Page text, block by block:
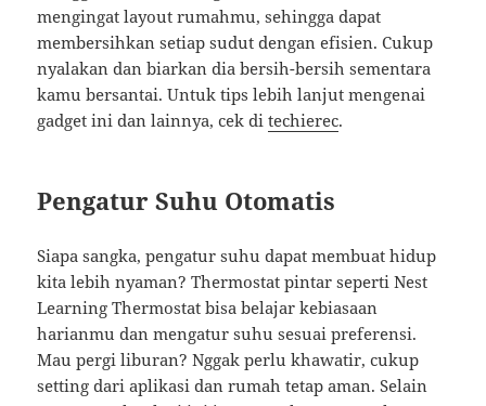
mengingat layout rumahmu, sehingga dapat
membersihkan setiap sudut dengan efisien. Cukup
nyalakan dan biarkan dia bersih-bersih sementara
kamu bersantai. Untuk tips lebih lanjut mengenai
gadget ini dan lainnya, cek ditechierec.
Pengatur Suhu Otomatis
Siapa sangka, pengatur suhu dapat membuat hidup
kita lebih nyaman? Thermostat pintar seperti Nest
Learning Thermostat bisa belajar kebiasaan
harianmu dan mengatur suhu sesuai preferensi.
Mau pergi liburan? Nggak perlu khawatir, cukup
setting dari aplikasi dan rumah tetap aman. Selain